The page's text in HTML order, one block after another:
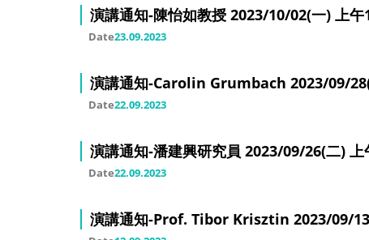
演講通知-陳怡如教授 2023/10/02(一) 上午
Date23.09.2023
演講通知-Carolin Grumbach 2023/09/
Date22.09.2023
演講通知-潘建興研究員 2023/09/26(二) 上
Date22.09.2023
演講通知-Prof. Tibor Krisztin 2023/09/